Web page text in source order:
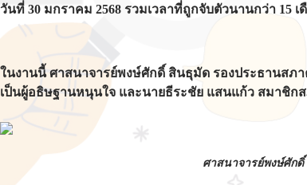
วันที่ 30 มกราคม 2568 รวมเวลาที่ถูกจับตัวนานกว่า 15 เ
ในงานนี้ ศาสนาจารย์พงษ์ศักดิ์ สินธุมัด รองประธานสภ
เป็นผู้อธิษฐานหนุนใจ และนายธีระชัย แสนแก้ว สมาชิ
ศาสนาจารย์พงษ์ศัก